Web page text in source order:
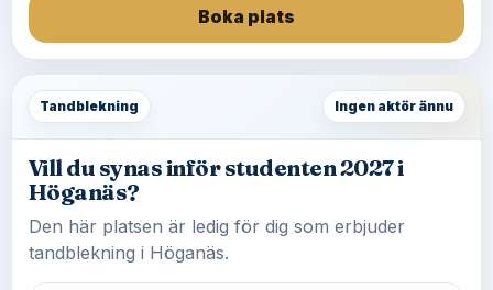
Boka plats
Tandblekning Ingen aktör ännu
Vill du synas inför studenten 2027 i
Höganäs?
Den här platsen är ledig för dig som erbjuder
tandblekning i Höganäs.